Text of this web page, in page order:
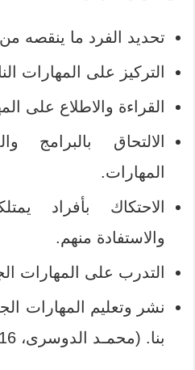
تحديد الفرد ما ينقصه
التركيز على المهارات
القراءة والاطلاع على
الالتحاق بالبرامج
المهارات.
الاحتكاك بأفراد
والاستفادة منهم.
التدرب على المهارات
نشر وتعليم المهارات
بنا. (محمـد الدوسرى، 2016).